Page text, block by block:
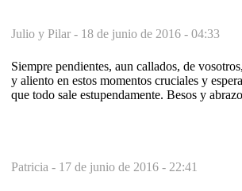
Julio y Pilar - 18 de junio de 2016 - 04:33
Siempre pendientes, aun callados, de
y aliento en estos momentos cruciales y
que todo sale estupendamente. Besos y
Patricia - 17 de junio de 2016 - 22:41